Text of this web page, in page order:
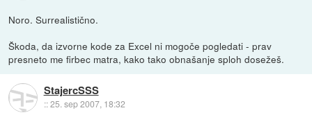
Noro. Surrealistično.
Škoda, da izvorne kode za Excel ni mogoče pogledati - prav
presneto me firbec matra, kako tako obnašanje sploh dosežeš.
StajercSSS
::25. sep 2007, 18:32